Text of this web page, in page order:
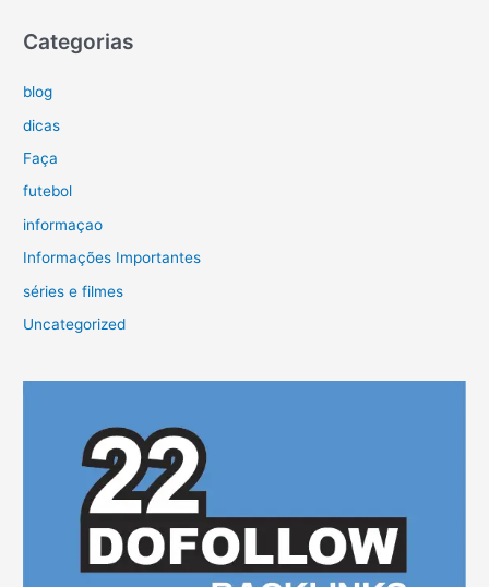
Categorias
blog
dicas
Faça
futebol
informaçao
Informações Importantes
séries e filmes
Uncategorized